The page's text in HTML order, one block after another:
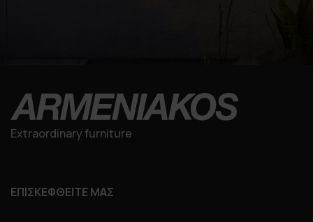
Extraordinary furniture
ΕΠΙΣΚΕΦΘΕΙΤΕ ΜΑΣ